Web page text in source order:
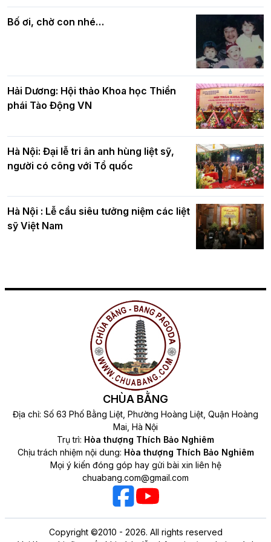
nhân mùa Phật đản PL.2570
quả
Bố ơi, chờ con nhé…
Hải Dương: Hội thảo Khoa học Thiền
phái Tào Động VN
Hà Nội: Đại lễ tri ân anh hùng liệt sỹ,
người có công với Tổ quốc
Hà Nội : Lễ cầu siêu tưởng niệm các liệt
sỹ Việt Nam
CHÙA BẰNG
Địa chỉ: Số 63 Phố Bằng Liệt, Phường Hoàng Liệt, Quận Hoàng
Mai, Hà Nội
Trụ trì: Hòa thượng Thích Bảo Nghiêm
Chịu trách nhiệm nội dung: Hòa thượng Thích Bảo Nghiêm
Mọi ý kiến đóng góp hay gửi bài xin liên hệ
chuabang.com@gmail.com
Copyright ©2010 - 2026. All rights reserved